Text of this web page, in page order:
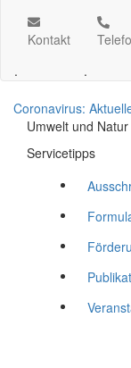
Kontakt
.
.
Coronavirus:
Umwelt und Natur
Servicetipps